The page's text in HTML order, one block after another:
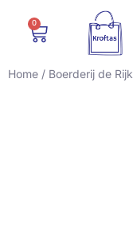
0
Home / Boerderij de Rijk